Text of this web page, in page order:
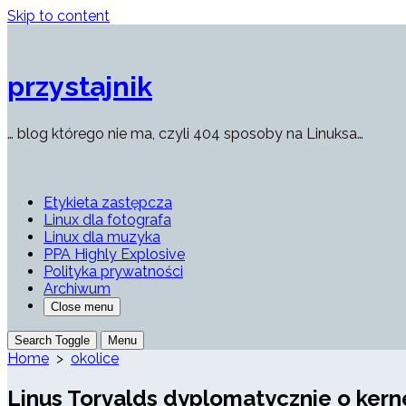
Skip to content
przystajnik
… blog którego nie ma, czyli 404 sposoby na Linuksa…
Etykieta zastępcza
Linux dla fotografa
Linux dla muzyka
PPA Highly Explosive
Polityka prywatności
Archiwum
Close menu
Search Toggle Menu
Home > okolice
Linus Torvalds dyplomatycznie o